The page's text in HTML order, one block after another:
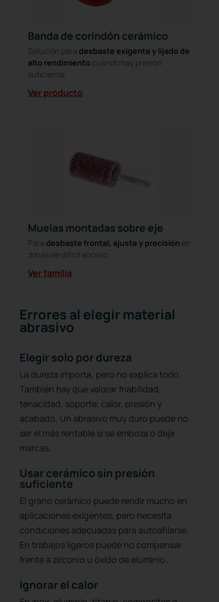
Banda de corindón cerámico
Solución para desbaste exigente y lijado de
alto rendimiento cuando hay presión
suficiente.
Ver producto
Muelas montadas sobre eje
Para desbaste frontal, ajuste y precisión en
zonas de difícil acceso.
Ver familia
Errores al elegir material
abrasivo
Elegir solo por dureza
La dureza importa, pero no explica todo.
También hay que valorar friabilidad,
tenacidad, soporte, calor, presión y
acabado. Un abrasivo muy duro puede no
ser el más rentable si se emboza o deja
marcas.
Usar cerámico sin presión
suficiente
El grano cerámico puede rendir mucho en
aplicaciones exigentes, pero necesita
condiciones adecuadas para autoafilarse.
En trabajos ligeros puede no compensar
frente a zirconio u óxido de aluminio.
Ignorar el calor